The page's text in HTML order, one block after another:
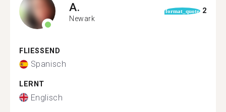
A.
Newark
format_quote 2
FLIESSEND
Spanisch
LERNT
Englisch